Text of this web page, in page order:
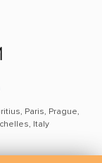
Paris, Prague,
Italy